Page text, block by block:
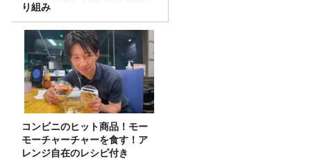
り組み
コンビニのヒット商品！モー
モーチャーチャーを食す！ア
レンジ自在のレシピ付き